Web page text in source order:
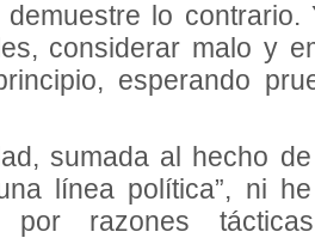
lo
considerar malo y
esperando
sumada al hecho
línea política”, ni
por razones